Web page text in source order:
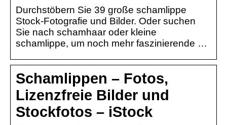
Durchstöbern Sie 39 große schamlippe
Stock-Fotografie und Bilder. Oder suchen
Sie nach schamhaar oder kleine
schamlippe, um noch mehr faszinierende …
Schamlippen – Fotos,
Lizenzfreie Bilder und
Stockfotos – iStock